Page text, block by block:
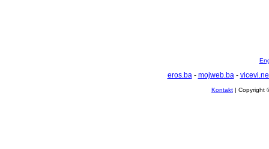
eros.ba- mojweb.ba-
Kontakt | Copyright